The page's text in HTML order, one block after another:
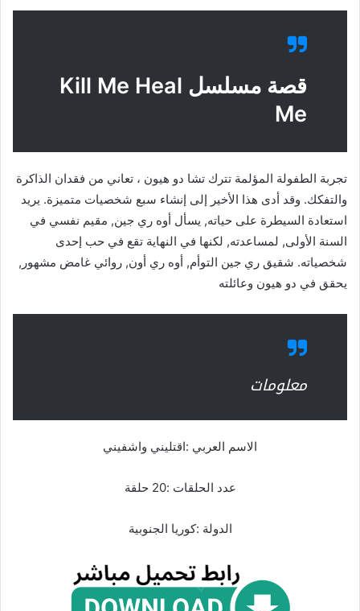
قصة مسلسل Kill Me Heal
Me
تجربة الطفولة المؤلمة تترك تشا دو هيون ، تعاني من فقدان الذاكرة
والتفكك. وقد أدى هذا الأخير إلى إنشاء سبع شخصيات متميزة. يريد
استعادة السيطرة على حياته, يسأل أوه ري جين, مقيم نفسي في
السنة الأولى, لمساعدته, لكنها في النهاية تقع في حب إحدى
شخصياته. شقيق ري جين التوأم, أوه ري أون, روائي غامض مشهور,
يحقق في دو هيون وعائلته
معلومات
الاسم العربي :اقتليني واشفيني
عدد الحلقات :20 حلقة
الدولة :كوريا الجنوبية